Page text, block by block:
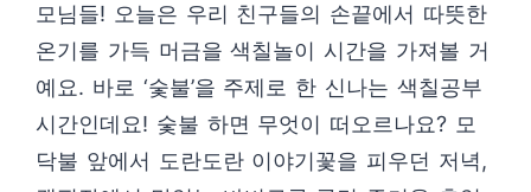
모님들! 오늘은 우리 친구들의 손끝에서 따뜻한
온기를 가득 머금을 색칠놀이 시간을 가져볼 거
예요. 바로 ‘숯불’을 주제로 한 신나는 색칠공부
시간인데요! 숯불 하면 무엇이 떠오르나요? 모
닥불 앞에서 도란도란 이야기꽃을 피우던 저녁,